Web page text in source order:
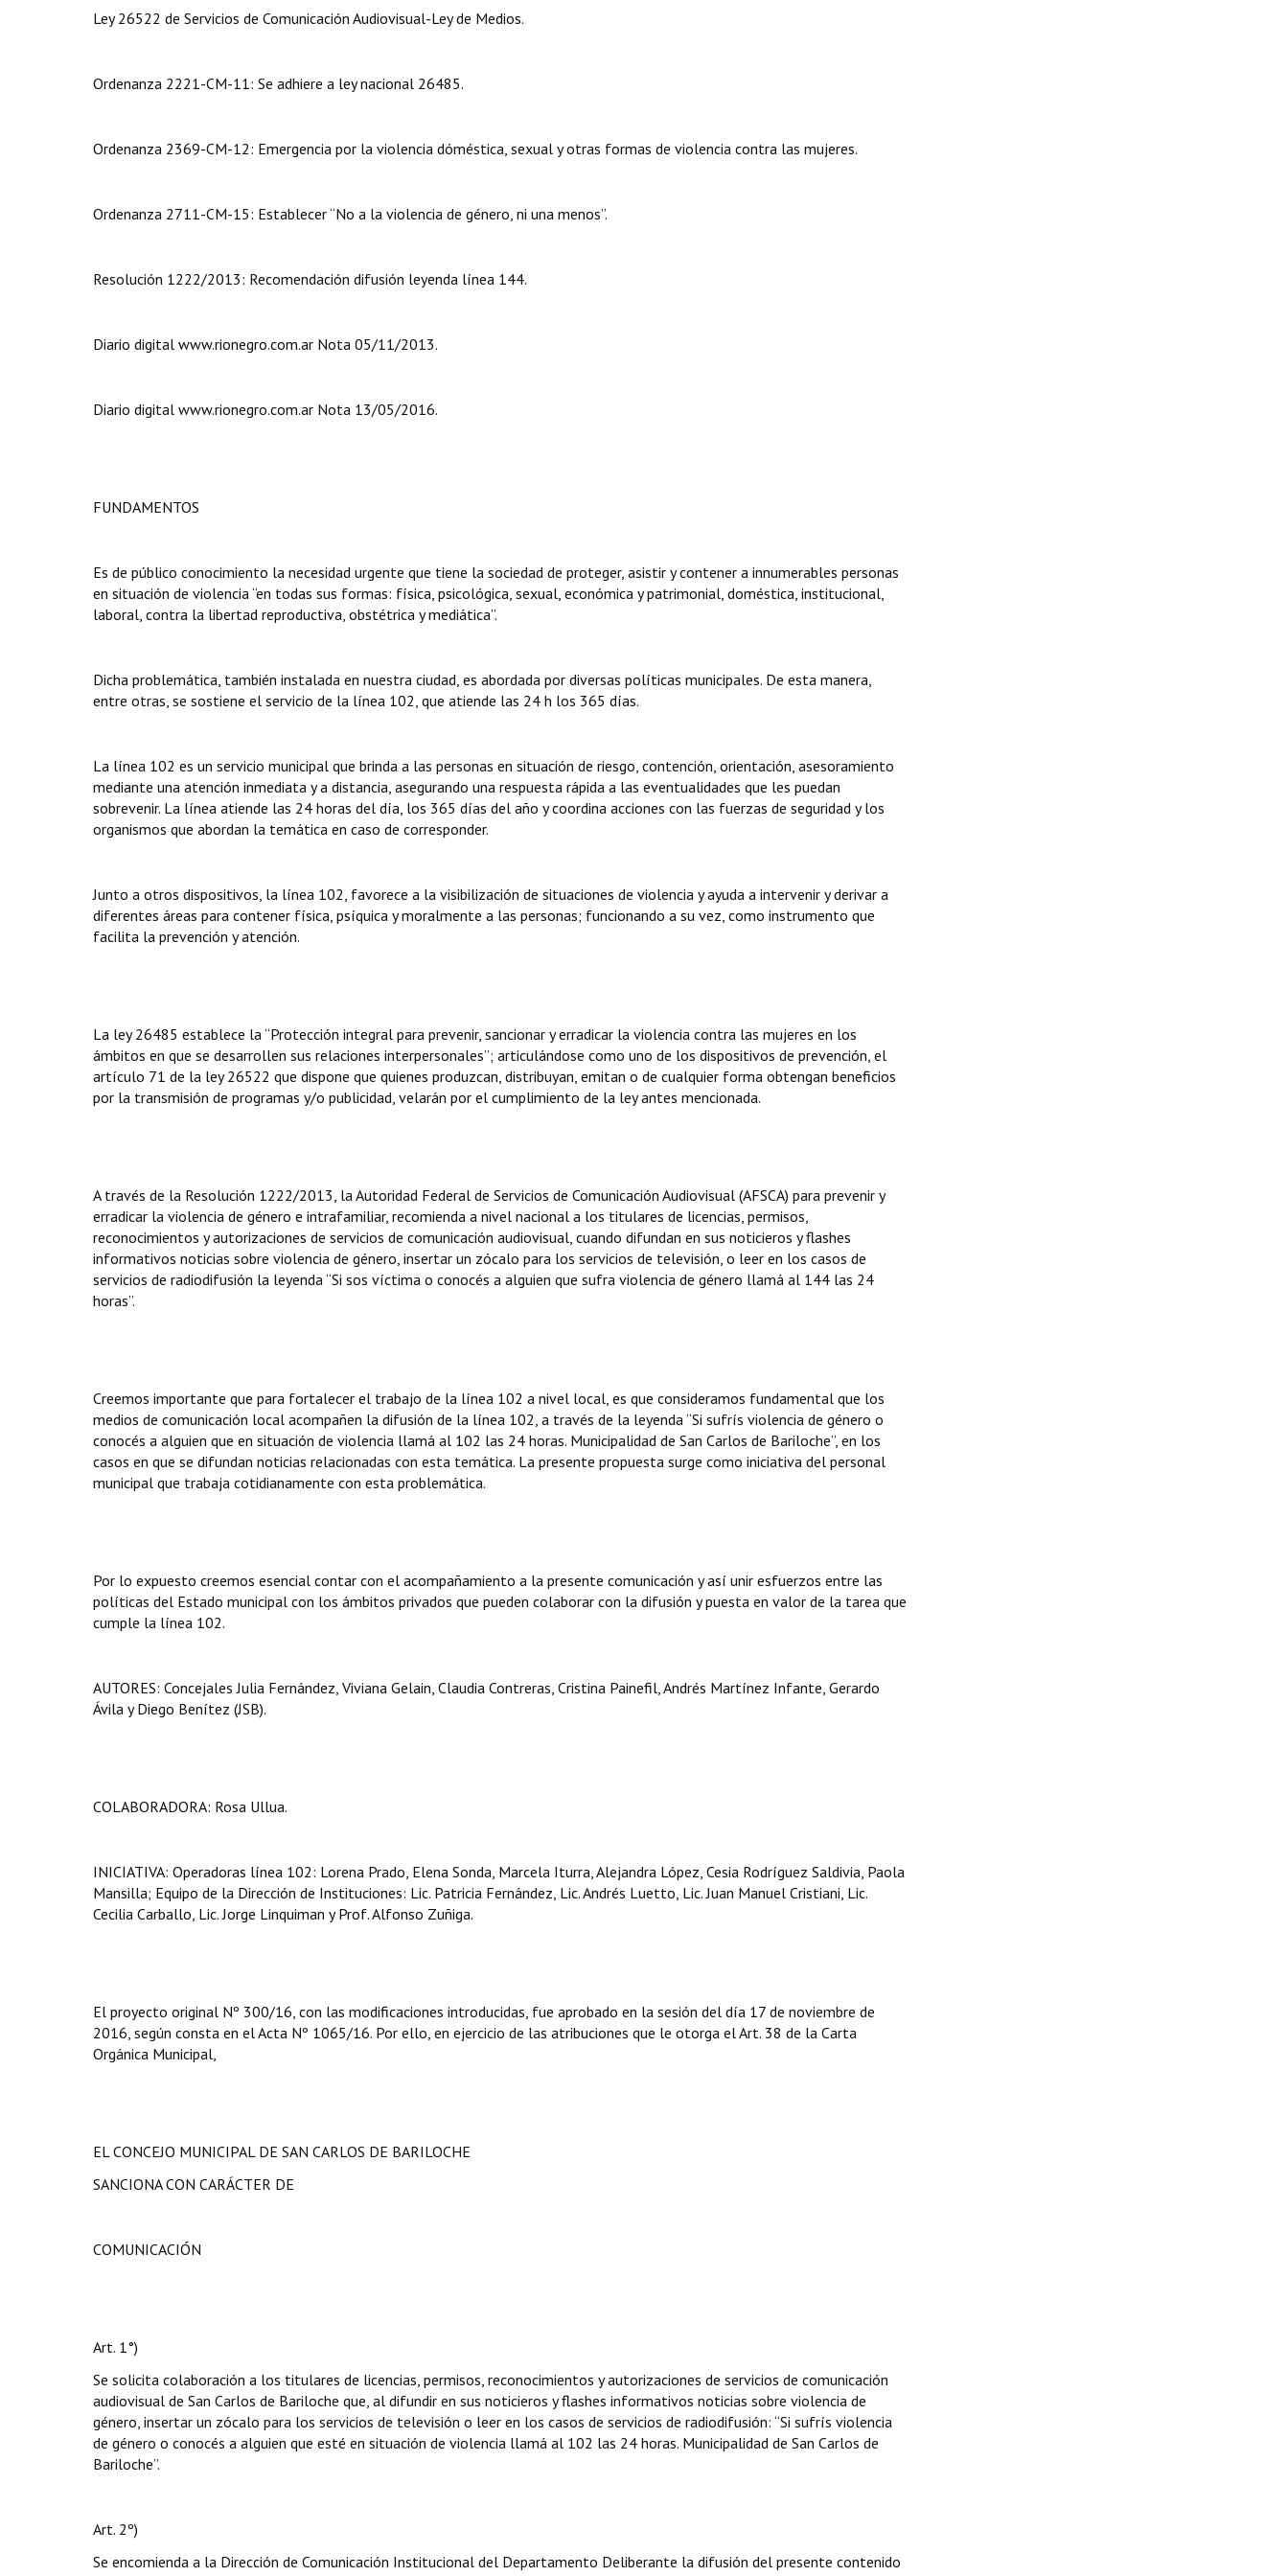
Ley 26522 de Servicios de Comunicación Audiovisual-Ley de Medios.
Ordenanza 2221-CM-11: Se adhiere a ley nacional 26485.
Ordenanza 2369-CM-12: Emergencia por la violencia dóméstica, sexual y otras formas de violencia contra las mujeres.
Ordenanza 2711-CM-15: Establecer “No a la violencia de género, ni una menos”.
Resolución 1222/2013: Recomendación difusión leyenda línea 144.
Diario digital www.rionegro.com.ar Nota 05/11/2013.
Diario digital www.rionegro.com.ar Nota 13/05/2016.
FUNDAMENTOS
Es de público conocimiento la necesidad urgente que tiene la sociedad de proteger, asistir y contener a innumerables personas
en situación de violencia “en todas sus formas: física, psicológica, sexual, económica y patrimonial, doméstica, institucional,
laboral, contra la libertad reproductiva, obstétrica y mediática”.
Dicha problemática, también instalada en nuestra ciudad, es abordada por diversas políticas municipales. De esta manera,
entre otras, se sostiene el servicio de la línea 102, que atiende las 24 h los 365 días.
La línea 102 es un servicio municipal que brinda a las personas en situación de riesgo, contención, orientación, asesoramiento
mediante una atención inmediata y a distancia, asegurando una respuesta rápida a las eventualidades que les puedan
sobrevenir. La línea atiende las 24 horas del día, los 365 días del año y coordina acciones con las fuerzas de seguridad y los
organismos que abordan la temática en caso de corresponder.
Junto a otros dispositivos, la línea 102, favorece a la visibilización de situaciones de violencia y ayuda a intervenir y derivar a
diferentes áreas para contener física, psíquica y moralmente a las personas; funcionando a su vez, como instrumento que
facilita la prevención y atención.
La ley 26485 establece la “Protección integral para prevenir, sancionar y erradicar la violencia contra las mujeres en los
ámbitos en que se desarrollen sus relaciones interpersonales”; articulándose como uno de los dispositivos de prevención, el
artículo 71 de la ley 26522 que dispone que quienes produzcan, distribuyan, emitan o de cualquier forma obtengan beneficios
por la transmisión de programas y/o publicidad, velarán por el cumplimiento de la ley antes mencionada.
A través de la Resolución 1222/2013, la Autoridad Federal de Servicios de Comunicación Audiovisual (AFSCA) para prevenir y
erradicar la violencia de género e intrafamiliar, recomienda a nivel nacional a los titulares de licencias, permisos,
reconocimientos y autorizaciones de servicios de comunicación audiovisual, cuando difundan en sus noticieros y flashes
informativos noticias sobre violencia de género, insertar un zócalo para los servicios de televisión, o leer en los casos de
servicios de radiodifusión la leyenda “Si sos víctima o conocés a alguien que sufra violencia de género llamá al 144 las 24
horas”.
Creemos importante que para fortalecer el trabajo de la línea 102 a nivel local, es que consideramos fundamental que los
medios de comunicación local acompañen la difusión de la línea 102, a través de la leyenda “Si sufrís violencia de género o
conocés a alguien que en situación de violencia llamá al 102 las 24 horas. Municipalidad de San Carlos de Bariloche”, en los
casos en que se difundan noticias relacionadas con esta temática. La presente propuesta surge como iniciativa del personal
municipal que trabaja cotidianamente con esta problemática.
Por lo expuesto creemos esencial contar con el acompañamiento a la presente comunicación y así unir esfuerzos entre las
políticas del Estado municipal con los ámbitos privados que pueden colaborar con la difusión y puesta en valor de la tarea que
cumple la línea 102.
AUTORES: Concejales Julia Fernández, Viviana Gelain, Claudia Contreras, Cristina Painefil, Andrés Martínez Infante, Gerardo
Ávila y Diego Benítez (JSB).
COLABORADORA: Rosa Ullua.
INICIATIVA: Operadoras línea 102: Lorena Prado, Elena Sonda, Marcela Iturra, Alejandra López, Cesia Rodríguez Saldivia, Paola
Mansilla; Equipo de la Dirección de Instituciones: Lic. Patricia Fernández, Lic. Andrés Luetto, Lic. Juan Manuel Cristiani, Lic.
Cecilia Carballo, Lic. Jorge Linquiman y Prof. Alfonso Zuñiga.
El proyecto original Nº 300/16, con las modificaciones introducidas, fue aprobado en la sesión del día 17 de noviembre de
2016, según consta en el Acta Nº 1065/16. Por ello, en ejercicio de las atribuciones que le otorga el Art. 38 de la Carta
Orgánica Municipal,
EL CONCEJO MUNICIPAL DE SAN CARLOS DE BARILOCHE
SANCIONA CON CARÁCTER DE
COMUNICACIÓN
Art. 1°)
Se solicita colaboración a los titulares de licencias, permisos, reconocimientos y autorizaciones de servicios de comunicación
audiovisual de San Carlos de Bariloche que, al difundir en sus noticieros y flashes informativos noticias sobre violencia de
género, insertar un zócalo para los servicios de televisión o leer en los casos de servicios de radiodifusión: “Si sufrís violencia
de género o conocés a alguien que esté en situación de violencia llamá al 102 las 24 horas. Municipalidad de San Carlos de
Bariloche”.
Art. 2º)
Se encomienda a la Dirección de Comunicación Institucional del Departamento Deliberante la difusión del presente contenido